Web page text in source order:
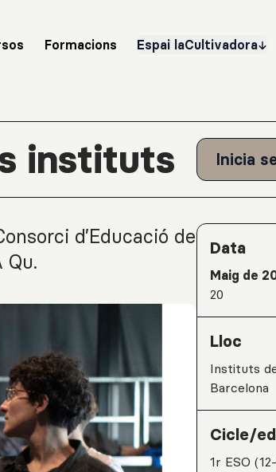
Formacions Espai laCultivadora
instituts Inicia
d’Educació de
Qu.
Detalls de
Data
Maig de
20
Lloc
Instituts
Barcelona
Cicle/
1r ESO